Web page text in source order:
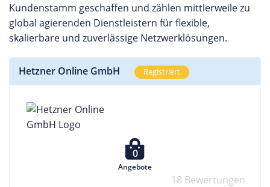
Kundenstamm geschaffen und zählen mittlerweile zu
global agierenden Dienstleistern für flexible,
skalierbare und zuverlässige Netzwerklösungen.
Hetzner Online GmbH Registriert
0
Angebote
18 Bewertungen